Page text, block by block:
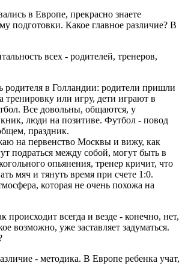
в Европе, прекрасно знаете
подготовки. Какое главное различие? В
всех - родителей, тренеров,
родителя в Голландии: родители пришли
тренировку или игру, дети играют в
Все довольны, общаются, у
люди на позитиве. Футбол - повод
праздник.
на первенство Москвы и вижу, как
подраться между собой, могут быть в
опьянения, тренер кричит, что
мяч и тянуть время при счете 1:0.
которая не очень похожа на
происходит всегда и везде - конечно, нет,
возможно, уже заставляет задуматься.
- методика. В Европе ребенка учат,